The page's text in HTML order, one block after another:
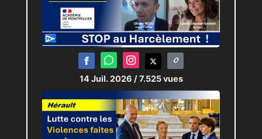
14 Juil. 2026 / 7.525 vues